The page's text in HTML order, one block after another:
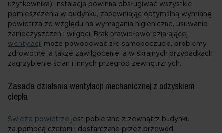
użytkownika). Instalacja powinna obsługiwać wszystkie
pomieszczenia w budynku, zapewniając optymalną wymianę
powietrza ze względu na wymagania higieniczne, usuwanie
zanieczyszczeń i wilgoci. Brak prawidłowo działającej
wentylacji może powodować złe samopoczucie, problemy
zdrowotne, a także zawilgocenie, a w skrajnych przypadkach
zagrzybienie ścian i innych przegród zewnętrznych.
Zasada działania wentylacji mechanicznej z odzyskiem
ciepła
Świeże powietrze jest pobierane z zewnątrz budynku
za pomocą czerpni i dostarczane przez przewód